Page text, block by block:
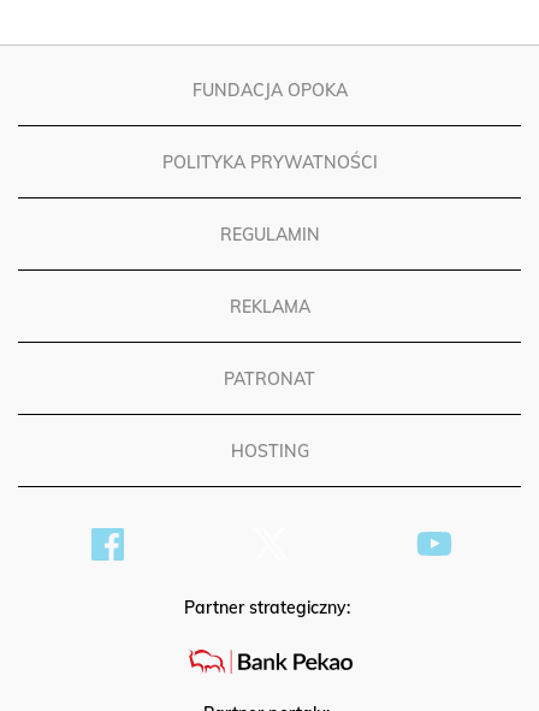
FUNDACJA OPOKA
POLITYKA PRYWATNOŚCI
REGULAMIN
REKLAMA
PATRONAT
HOSTING
Partner strategiczny: